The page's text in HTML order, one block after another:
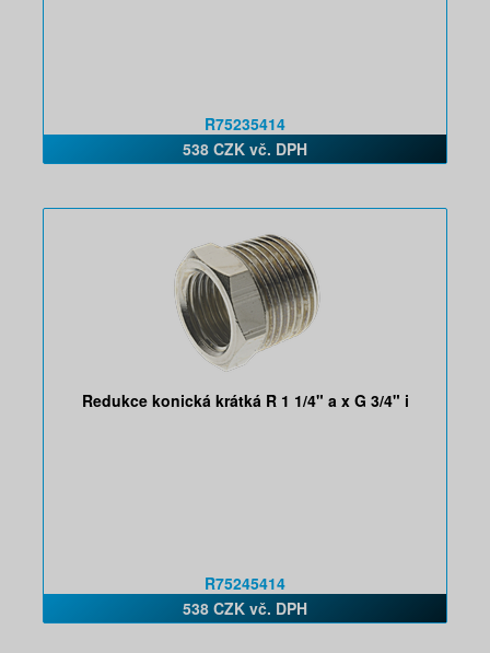
R75235414
538 CZK vč. DPH
Redukce konická krátká R 1 1/4" a x G 3/4" i
R75245414
538 CZK vč. DPH